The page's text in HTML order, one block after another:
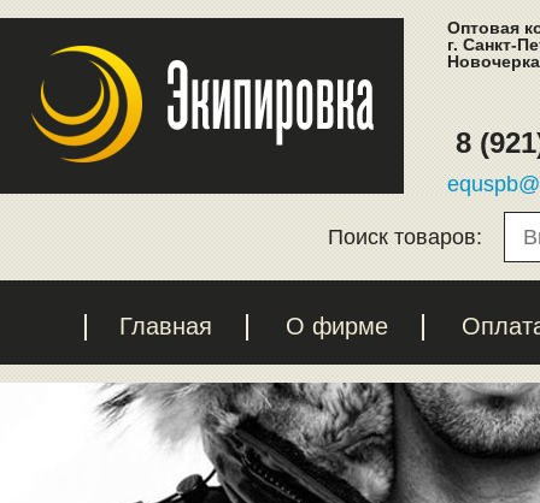
Оптовая
г. Санкт-
8
Поиск товаров:
Главная О фирме